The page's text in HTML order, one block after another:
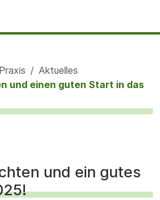
Aktuelles
und einen guten Start in das
und ein gutes